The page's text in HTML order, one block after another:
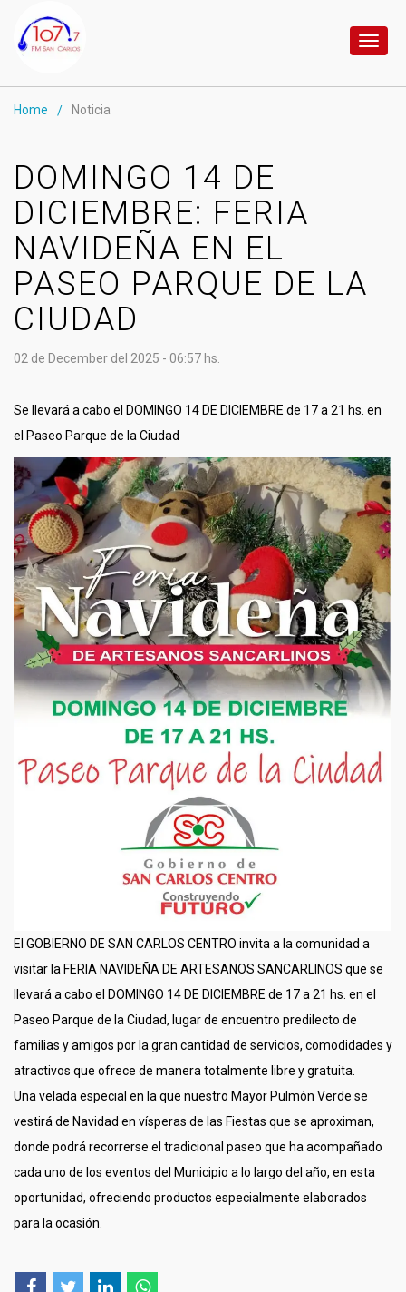
Toggle
Home / Noticia
DOMINGO 14 DE
DICIEMBRE: FERIA
NAVIDEÑA EN EL
PASEO PARQUE DE LA
CIUDAD
02 de December del 2025 - 06:57 hs.
Se llevará a cabo el DOMINGO 14 DE DICIEMBRE de 17 a 21 hs. en
el Paseo Parque de la Ciudad
El GOBIERNO DE SAN CARLOS CENTRO invita a la comunidad a
visitar la FERIA NAVIDEÑA DE ARTESANOS SANCARLINOS que se
llevará a cabo el DOMINGO 14 DE DICIEMBRE de 17 a 21 hs. en el
Paseo Parque de la Ciudad, lugar de encuentro predilecto de
familias y amigos por la gran cantidad de servicios, comodidades y
atractivos que ofrece de manera totalmente libre y gratuita.
Una velada especial en la que nuestro Mayor Pulmón Verde se
vestirá de Navidad en vísperas de las Fiestas que se aproximan,
donde podrá recorrerse el tradicional paseo que ha acompañado
cada uno de los eventos del Municipio a lo largo del año, en esta
oportunidad, ofreciendo productos especialmente elaborados
para la ocasión.